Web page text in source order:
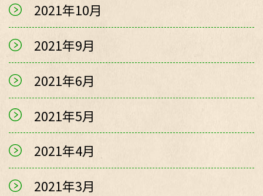
2021年10月
2021年9月
2021年6月
2021年5月
2021年4月
2021年3月